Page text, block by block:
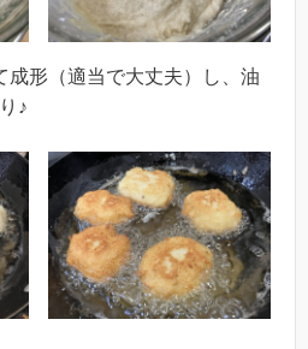
形（適当で大丈夫）し、油
♪